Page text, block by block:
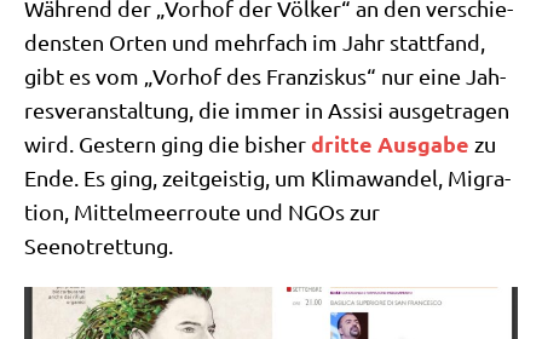
Wäh­rend der „Vor­hof der Völ­ker“ an den ver­schie­
den­sten Orten und mehr­fach im Jahr statt­fand,
gibt es vom „Vor­hof des Fran­zis­kus“ nur eine Jah­
res­ver­an­stal­tung, die immer in Assi­si aus­ge­tra­gen
wird. Gestern ging die bis­herdrit­te Aus­ga­be zu
Ende. Es ging, zeit­gei­stig, um Kli­ma­wan­del, Migra­
ti­on, Mit­tel­meer­rou­te und NGOs zur
Seenotrettung.